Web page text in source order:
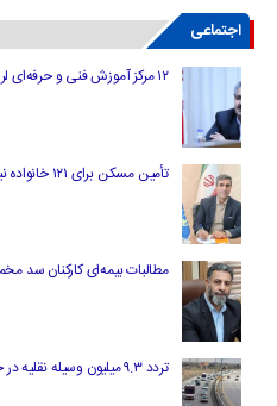
اجتماعی
۱۲ مرکز آموزش فنی و حرفه‌ای لرستان تجهیز و ساماندهی شد
تأمین مسکن برای ۱۲۱ خانواده نیازمند
مطالبات بیمه‌ای کارکنان سد
تردد ۹.۳ میلیون وسیله نقلیه در جاده‌های لرستان در طرح اربعین